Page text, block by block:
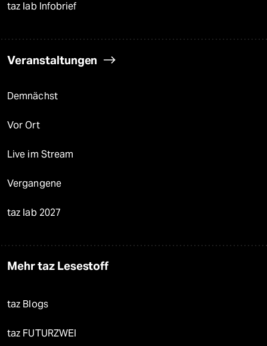
taz lab Infobrief
Veranstaltungen
Demnächst
Vor Ort
Live im Stream
Vergangene
taz lab 2027
Mehr taz Lesestoff
taz Blogs
taz FUTURZWEI